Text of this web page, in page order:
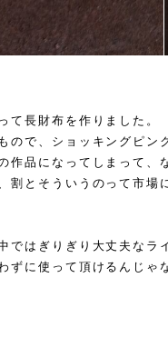
て長財布を作りました。
ので、ショッキングピン
作品になってしまって、
割とそういうのって市場
ではぎりぎり大丈夫なラ
ずに使って頂けるんじゃ